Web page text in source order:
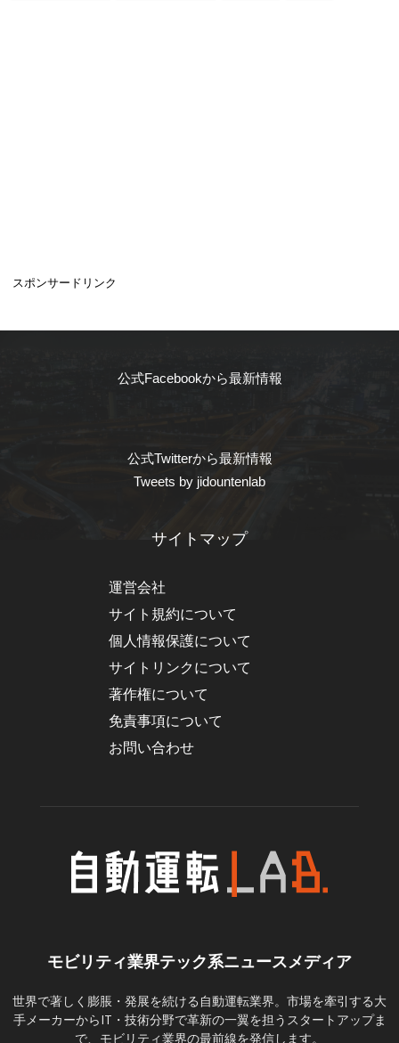
スポンサードリンク
公式Facebookから最新情報
公式Twitterから最新情報
Tweets by jidountenlab
サイトマップ
運営会社
サイト規約について
個人情報保護について
サイトリンクについて
著作権について
免責事項について
お問い合わせ
モビリティ業界テック系ニュースメディア
世界で著しく膨脹・発展を続ける自動運転業界。市場を牽引する大
手メーカーからIT・技術分野で革新の一翼を担うスタートアップま
で、モビリティ業界の最前線を発信します。